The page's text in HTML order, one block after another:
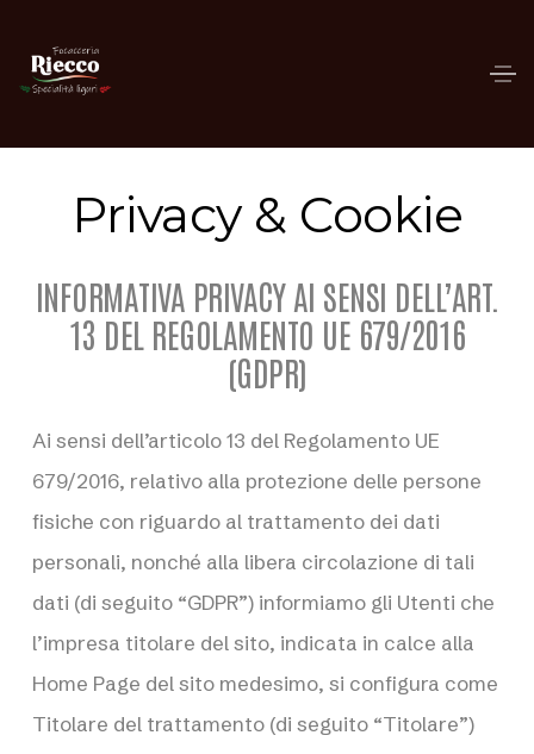
Privacy & Cookie
INFORMATIVA PRIVACY AI SENSI DELL’ART.
13 DEL REGOLAMENTO UE 679/2016
(GDPR)
Ai sensi dell’articolo 13 del Regolamento UE
679/2016, relativo alla protezione delle persone
fisiche con riguardo al trattamento dei dati
personali, nonché alla libera circolazione di tali
dati (di seguito “GDPR”) informiamo gli Utenti che
l’impresa titolare del sito, indicata in calce alla
Home Page del sito medesimo, si configura come
Titolare del trattamento (di seguito “Titolare”)